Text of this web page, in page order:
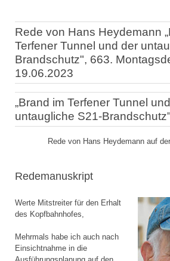
Rede von Hans Heydemann
Terfener Tunnel und der
Brandschutz", 663.
19.06.2023
„Brand im Terfener Tunnel
untaugliche S21-Brandschutz"
Rede von Hans Heydemann auf
Redemanuskript
Werte Mitstreiter für den Erhalt
des Kopfbahnhofes,
Mehrmals habe ich auch nach
Einsichtnahme in die